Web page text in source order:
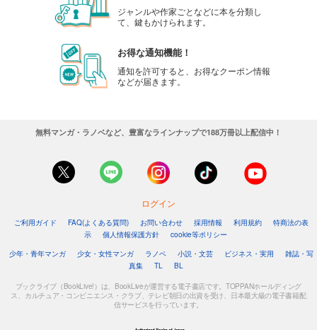
ジャンルや作家ごとなどに本を分類し
て、鍵もかけられます。
お得な通知機能！
通知を許可すると、お得なクーポン情報
などが届きます。
無料マンガ・ラノベなど、豊富なラインナップで188万冊以上配信中！
ログイン
ご利用ガイド FAQ(よくある質問) お問い合わせ 採用情報 利用規約
特商法の表
示
個人情報保護方針
cookie等ポリシー
少年・青年マンガ
少女・女性マンガ ラノベ 小説・文芸 ビジネス・実用
雑誌・写
真集
TL BL
ブックライブ（BookLive!）は、BookLiveが運営する電子書店です。TOPPANホールディング
ス、カルチュア・コンビニエンス・クラブ、テレビ朝日の出資を受け、日本最大級の電子書籍配
信サービスを行っています。